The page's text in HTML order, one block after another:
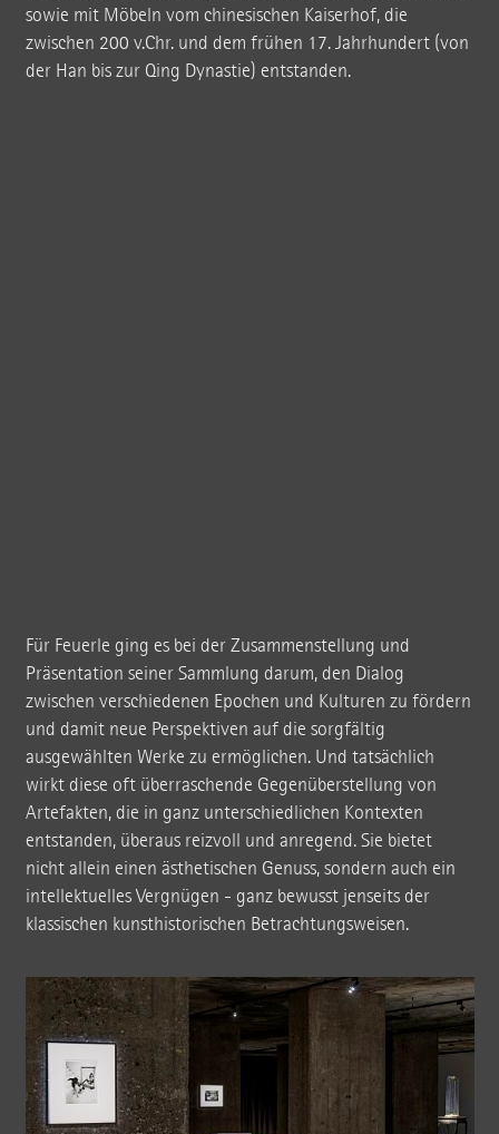
sowie mit Möbeln vom chinesischen Kaiserhof, die
zwischen 200 v.Chr. und dem frühen 17. Jahrhundert (von
der Han bis zur Qing Dynastie) entstanden.
Für Feuerle ging es bei der Zusammenstellung und
Präsentation seiner Sammlung darum, den Dialog
zwischen verschiedenen Epochen und Kulturen zu fördern
und damit neue Perspektiven auf die sorgfältig
ausgewählten Werke zu ermöglichen. Und tatsächlich
wirkt diese oft überraschende Gegenüberstellung von
Artefakten, die in ganz unterschiedlichen Kontexten
entstanden, überaus reizvoll und anregend. Sie bietet
nicht allein einen ästhetischen Genuss, sondern auch ein
intellektuelles Vergnügen - ganz bewusst jenseits der
klassischen kunsthistorischen Betrachtungsweisen.